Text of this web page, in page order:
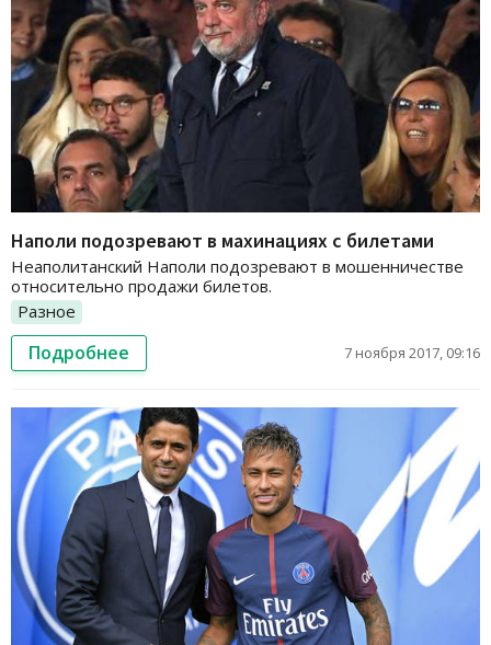
Наполи подозревают в махинациях с билетами
Неаполитанский Наполи подозревают в мошенничестве
относительно продажи билетов.
Разное
Подробнее 7 ноября 2017, 09:16